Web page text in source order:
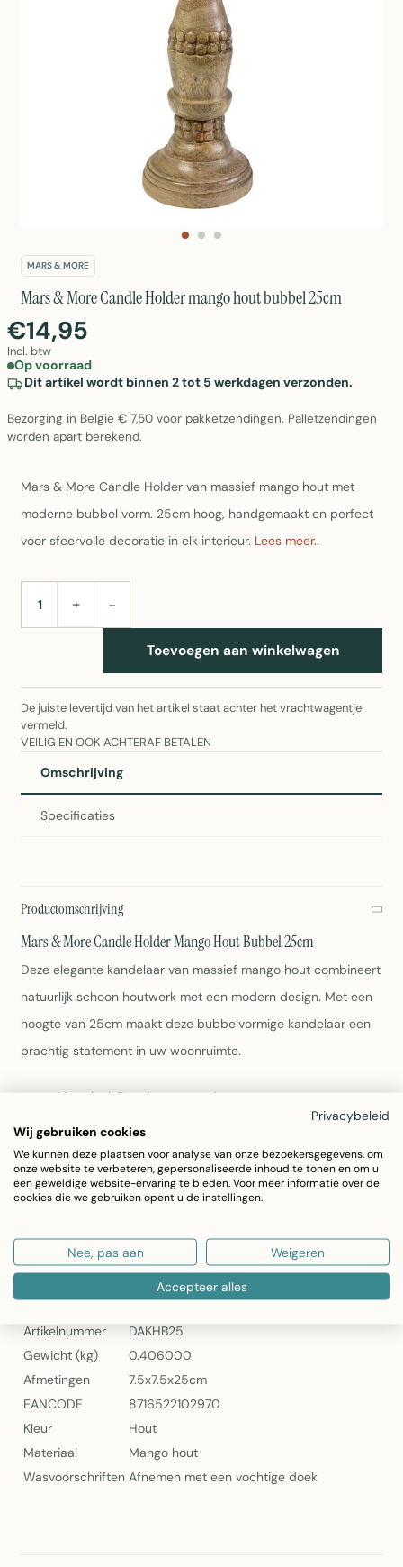
MARS & MORE
Mars & More Candle Holder mango hout bubbel 25cm
€14,95
Incl. btw
Op voorraad
Dit artikel wordt binnen 2 tot 5 werkdagen verzonden.
Bezorging in België € 7,50 voor pakketzendingen. Palletzendingen
worden apart berekend.
Mars & More Candle Holder van massief mango hout met
moderne bubbel vorm. 25cm hoog, handgemaakt en perfect
voor sfeervolle decoratie in elk interieur. Lees meer..
AANTAL+ −
Toevoegen aan winkelwagen
De juiste levertijd van het artikel staat achter het vrachtwagentje
vermeld.
VEILIG EN OOK ACHTERAF BETALEN
Omschrijving
Specificaties
Productomschrijving
Mars & More Candle Holder Mango Hout Bubbel 25cm
Deze elegante kandelaar van massief mango hout combineert
natuurlijk schoon houtwerk met een modern design. Met een
hoogte van 25cm maakt deze bubbelvormige kandelaar een
prachtig statement in uw woonruimte.
Materiaal: Premium mango hout
Afmetingen: 7,5 x 7,5 x 25cm
Gewicht: 406g
Design: Moderne bubbel vorm
Onderhoud: Afnemen met een vochtige doek
Mars & More Candle Holder Mango Hout Bubbel 25cm
Artikelnummer
DAKHB25
Gewicht (kg)
0.406000
Afmetingen
7.5x7.5x25cm
EANCODE
8716522102970
Kleur
Hout
Materiaal
Mango hout
Wasvoorschriften Afnemen met een vochtige doek
Privacybeleid
Wij gebruiken cookies
We kunnen deze plaatsen voor analyse van onze bezoekersgegevens, om
onze website te verbeteren, gepersonaliseerde inhoud te tonen en om u
een geweldige website-ervaring te bieden. Voor meer informatie over de
cookies die we gebruiken opent u de instellingen.
Nee, pas aan Weigeren
Accepteer alles